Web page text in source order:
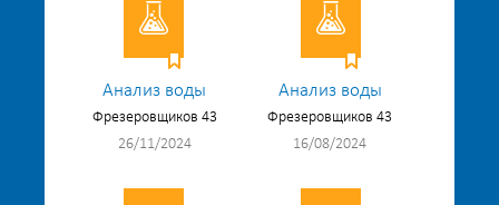
Анализ воды
Фрезеровщиков 43
26/11/2024
Анализ воды
Фрезеровщиков 43
16/08/2024